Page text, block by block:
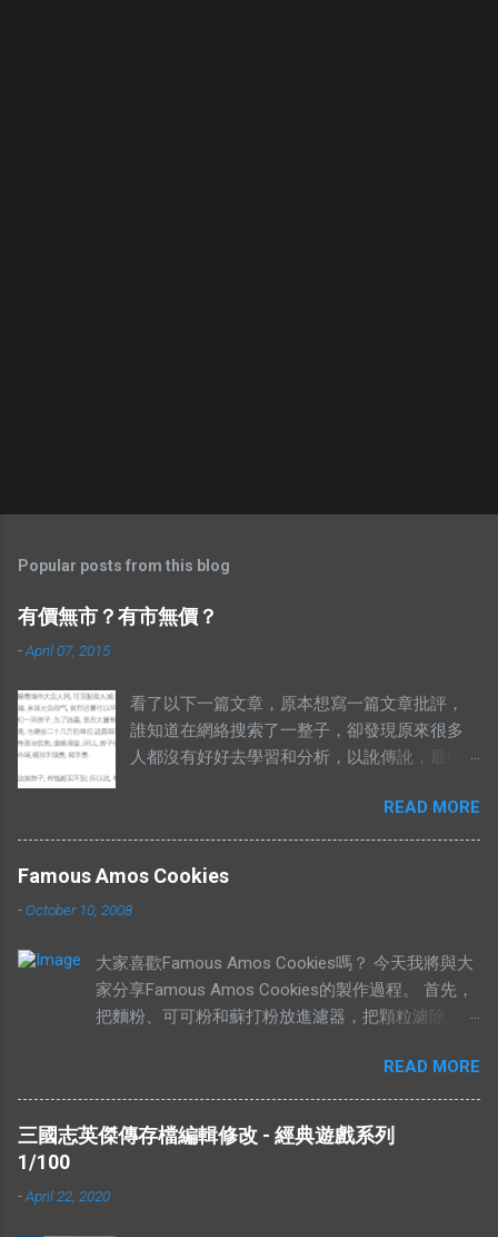
Popular posts from this blog
有價無市？有市無價？
-April 07, 2015
看了以下一篇文章，原本想寫一篇文章批評，
誰知道在網絡搜索了一整子，卻發現原來很多
人都沒有好好去學習和分析，以訛傳訛，最後
不到就是有市無價？ 至於其他人怎樣詮釋這兩
句成語，你們自己Google以下就知道了，我在
這只說重點。 網絡流行的解釋不符合邏輯。 在
西。可是有些解釋把“有價無市”的“價”，解釋為
價無市就是說有人願意出高價，卻沒有供
應。”如果按照這個邏輯，“有市無價”就等於有
供應，卻無高價。如果是這樣解釋的話，就不
需求高過供應，或者供應低過需求。從經濟學
的角度去看，貨物在供應充足的情況下，價格
是不應該上揚的。（獨特的馬來西亞經常會有
READ MORE
Famous Amos Cookies
-October 10, 2008
大家喜歡Famous Amos Cookies嗎？ 今天我將與大
家分享Famous Amos Cookies的製作過程。 首先，
把麵粉、可可粉和蘇打粉放進濾器，把顆粒濾除。
（Walnut），攪拌均勻，放在一旁待用。 在另外一
個盤裡，放入菜油、白糖、黃糖和鹽。 用攪拌器把
材料攪拌均勻。攪拌的時候要注意，攪拌器一定要順
時鐘旋轉。 加入香精，繼續攪拌。 加入雞蛋，繼續
前的面紛混合物。 攪拌五分鐘，或者直到麵糰有一
READ MORE
三國志英傑傳存檔編輯修改 - 經典遊戲系列
1/100
-April 22, 2020